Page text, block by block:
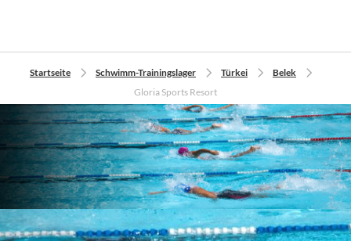
Startseite Schwimm-Trainingslager Türkei
Belek
Gloria Sports Resort